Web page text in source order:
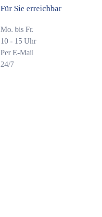
Für Sie erreichbar
Mo. bis Fr.
10 - 15 Uhr
Per E-Mail
24/7